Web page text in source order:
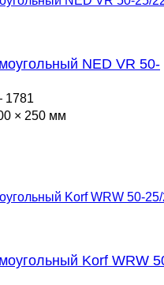
NED VR 50-
× 250 мм
Korf WRW